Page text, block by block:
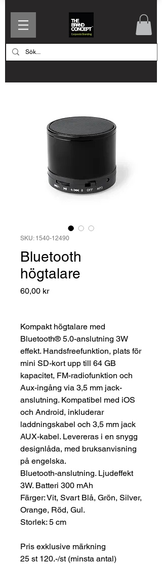
SKU: 1540-12490
Bluetooth
högtalare
60,00 krPris
Kompakt högtalare med
Bluetooth® 5.0-anslutning 3W
effekt. Handsfreefunktion, plats för
mini SD-kort upp till 64 GB
kapacitet, FM-radiofunktion och
Aux-ingång via 3,5 mm jack-
anslutning. Kompatibel med iOS
och Android, inkluderar
laddningskabel och 3,5 mm jack
AUX-kabel. Levereras i en snygg
designlåda, med bruksanvisning
på engelska.
Bluetooth-anslutning. Ljudeffekt
3W. Batteri 300 mAh
Färger: Vit, Svart Blå, Grön, Silver,
Orange, Röd, Gul.
Storlek: 5 cm
Pris exklusive märkning
25 st 120.-/st (minsta antal)